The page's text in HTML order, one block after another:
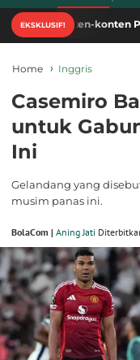
EKSKLUSIF!
konten Piala Dunia
Home Inggris
Casemiro
untuk
Ini
Gelandang yang
musim panas ini.
BolaCom | Aning Jati